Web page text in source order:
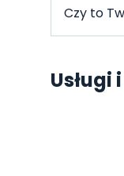
Czy to
Usługi